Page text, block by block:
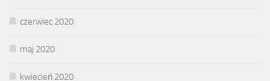
czerwiec 2020
maj 2020
kwiecień 2020